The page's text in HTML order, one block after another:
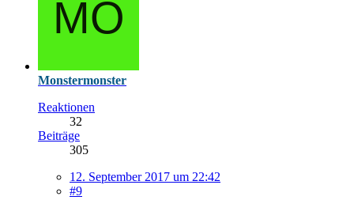
Monstermonster
Reaktionen
32
Beiträge
305
12. September 2017 um 22:42
#9